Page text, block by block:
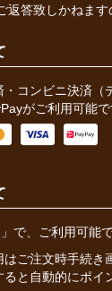
返答致しかねます
コンビニ決済（
がご利用可能で
で、ご利用可能で
ご注文時手続き
と自動的にポイ